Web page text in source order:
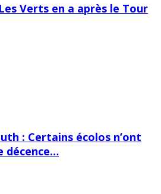
Verts en a après le Tour
: Certains écolos n’ont
décence…